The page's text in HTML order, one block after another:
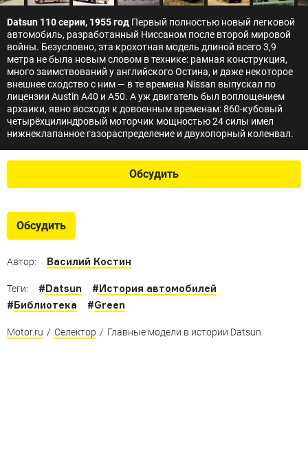
Datsun 110 серии, 1955 год Первый полностью новый легковой
автомобиль, разработанный Ниссаном после второй мировой
войны. Безусловно, эта крохотная модель длиной всего 3,9
метра не была новым словом в технике: рамная конструкция,
много заимствований у английского Остина, и даже некоторое
внешнее сходство с ним — в те времена Nissan выпускал по
лицензии Austin A40 и A50. А уж двигатель был воплощением
архаики, явно восходя к довоенным временам: 860-кубовый
четырёхцилиндровый моторчик мощностью 24 силы имел
нижнеклапанное газораспределение и двухопорный коленвал.
Обсудить
Обсудить
Автор: Василий Костин
Теги: #Datsun #История автомобилей
#Библиотека #Green
Motor.ru / Селектор / Главные модели в истории Datsun